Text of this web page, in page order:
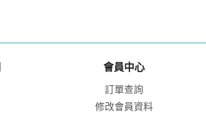
會員中心
訂單查詢
修改會員資料